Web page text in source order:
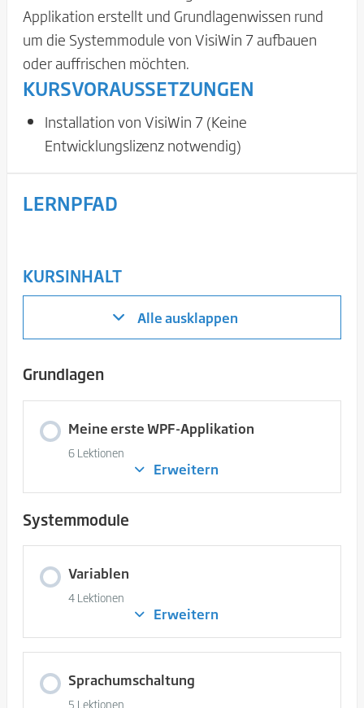
Applikation erstellt und Grundlagenwissen rund
um die Systemmodule von VisiWin 7 aufbauen
oder auffrischen möchten.
KURSVORAUSSETZUNGEN
Installation von VisiWin 7 (Keine
Entwicklungslizenz notwendig)
LERNPFAD
KURSINHALT
Alle ausklappen
Kapitel
Grundlagen
Meine erste WPF-Applikation
6 Lektionen
Erweitern
Meine
Systemmodule
Variablen
4 Lektionen
Erweitern
Variablen
Sprachumschaltung
5 Lektionen